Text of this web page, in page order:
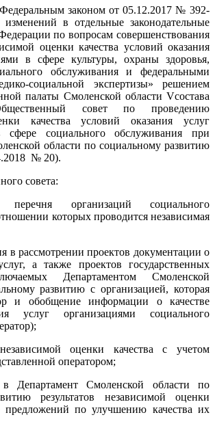
законом от 05.12.2017 № 392-
в отдельные законодательные
по вопросам совершенствования
оценки качества условий оказания
в сфере культуры, охраны здоровья,
обслуживания и федеральными
социальной экспертизы» решением
палаты Смоленской области Vсостава
совет по проведению
качества условий оказания услуг
сфере социального обслуживания при
области по социальному развитию
№ 20).
совета:
организаций социального
которых проводится независимая
в рассмотрении проектов документации о
а также проектов государственных
Департаментом Смоленской
развитию с организацией, которая
и обобщение информации о качестве
услуг организациями социального
оценки качества с учетом
оператором;
в Департамент Смоленской области по
результатов независимой оценки
предложений по улучшению качества их